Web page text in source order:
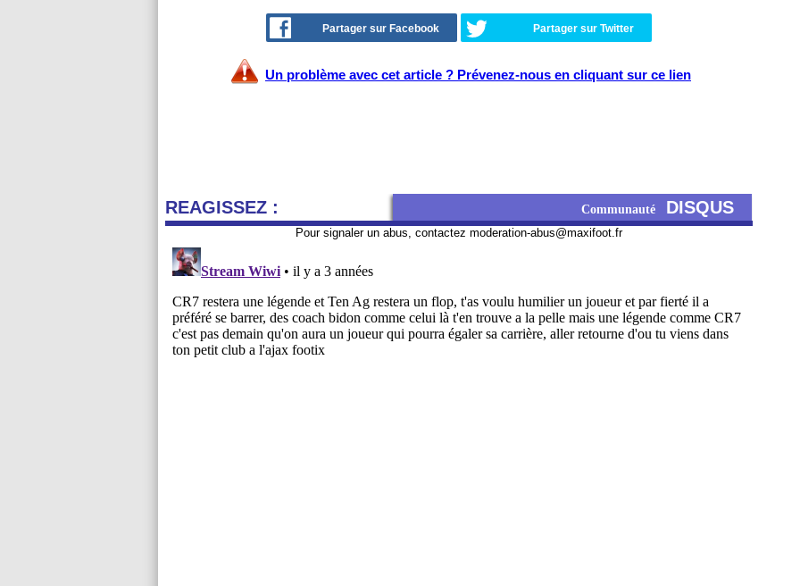
Partager sur Facebook Partager sur Twitter
Un problème avec cet article ? Prévenez-nous en cliquant sur ce lien
REAGISSEZ : Communauté DISQUS
Pour signaler un abus, contactez moderation-abus@maxifoot.fr